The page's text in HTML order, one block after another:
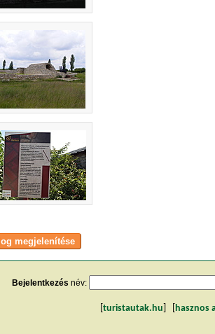
Bejelentkezés név:
turistautak.hu hasznos